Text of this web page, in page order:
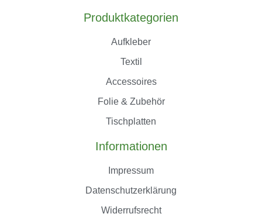
Produktkategorien
Aufkleber
Textil
Accessoires
Folie & Zubehör
Tischplatten
Informationen
Impressum
Datenschutzerklärung
Widerrufsrecht